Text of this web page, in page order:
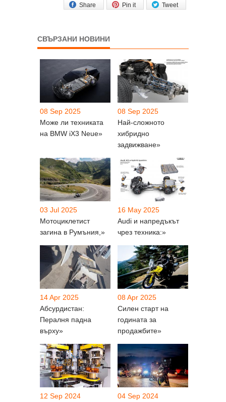
Tweet
Pin it
Share
СВЪРЗАНИ НОВИНИ
08 Sep 2025
Може ли техниката
на BMW iX3 Neue»
08 Sep 2025
Най-сложното
хибридно
задвижване»
03 Jul 2025
Мотоциклетист
загина в Румъния,»
16 May 2025
Audi и напредъкът
чрез техника:»
14 Apr 2025
Абсурдистан:
Пералня падна
върху»
08 Apr 2025
Силен старт на
годината за
продажбите»
12 Sep 2024
04 Sep 2024